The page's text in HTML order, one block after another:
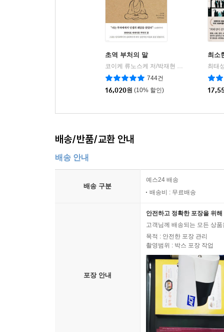
초역 부처의 말
코이케 류노스케 저/박재현 역
포레스트북스
744건
16,020원 (10% 할인)
최소
최태
배송/반품/교환 안내
배송 안내
배송 구분
예스24 배송
배송비 : 무료배송
포장 안내
안전하고 정확한 포장을 위
고객님께 배송되는 모든 상
목적 : 안전한 포장 관리
촬영범위 : 박스 포장 작업